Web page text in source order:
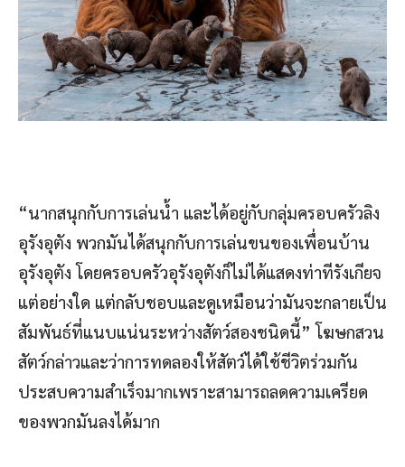
“นากสนุกกับการเล่นน้ำ และได้อยู่กับกลุ่มครอบครัวลิง
อุรังอุตัง พวกมันได้สนุกกับการเล่นขนของเพื่อนบ้าน
อุรังอุตัง โดยครอบครัวอุรังอุตังก็ไม่ได้แสดงท่าทีรังเกียจ
แต่อย่างใด แต่กลับชอบและดูเหมือนว่ามันจะกลายเป็น
สัมพันธ์ที่แนบแน่นระหว่างสัตว์สองชนิดนี้” โฆษกสวน
สัตว์กล่าวและว่าการทดลองให้สัตว์ได้ใช้ชีวิตร่วมกัน
ประสบความสำเร็จมากเพราะสามารถลดความเครียด
ของพวกมันลงได้มาก